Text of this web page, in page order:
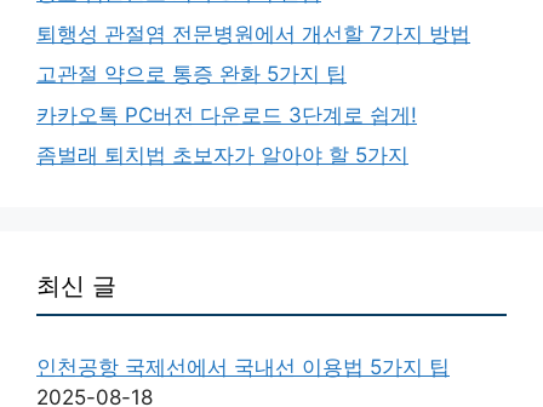
퇴행성 관절염 전문병원에서 개선할 7가지 방법
고관절 약으로 통증 완화 5가지 팁
카카오톡 PC버전 다운로드 3단계로 쉽게!
좀벌래 퇴치법 초보자가 알아야 할 5가지
최신 글
인천공항 국제선에서 국내선 이용법 5가지 팁
2025-08-18